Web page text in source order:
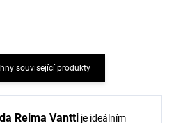
související produkty
Reima Vantti je ideálním